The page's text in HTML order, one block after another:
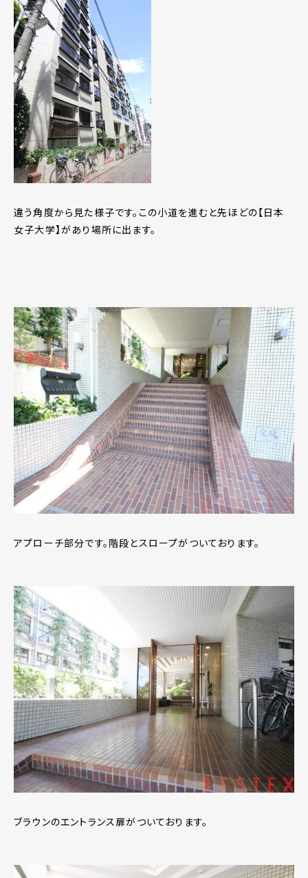
違う角度から見た様子です。この小道を進むと先ほどの【日本
女子大学】があり場所に出ます。
アプローチ部分です。階段とスロープがついております。
ブラウンのエントランス扉がついております。